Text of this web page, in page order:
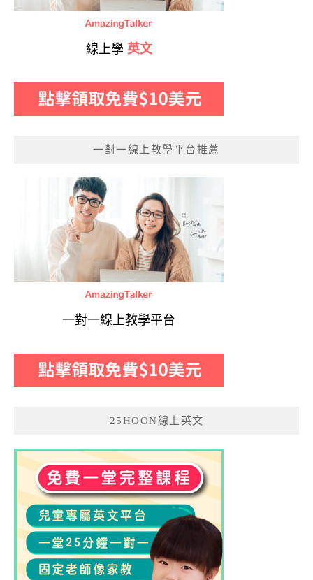
線上學 英文
一對一線上教學平台推薦
一對一線上教學平台
25HOON線上英文